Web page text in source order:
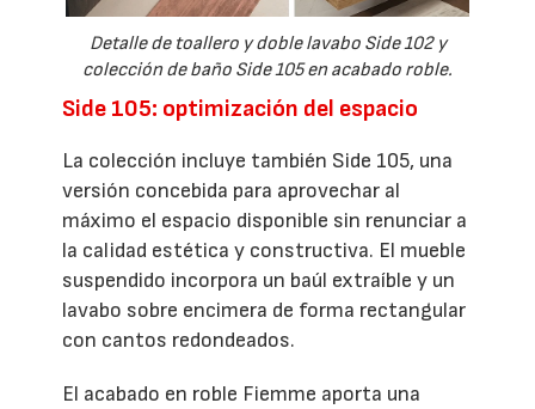
Detalle de toallero y doble lavabo Side 102 y
colección de baño Side 105 en acabado roble.
Side 105: optimización del espacio
La colección incluye también Side 105, una
versión concebida para aprovechar al
máximo el espacio disponible sin renunciar a
la calidad estética y constructiva. El mueble
suspendido incorpora un baúl extraíble y un
lavabo sobre encimera de forma rectangular
con cantos redondeados.
El acabado en roble Fiemme aporta una